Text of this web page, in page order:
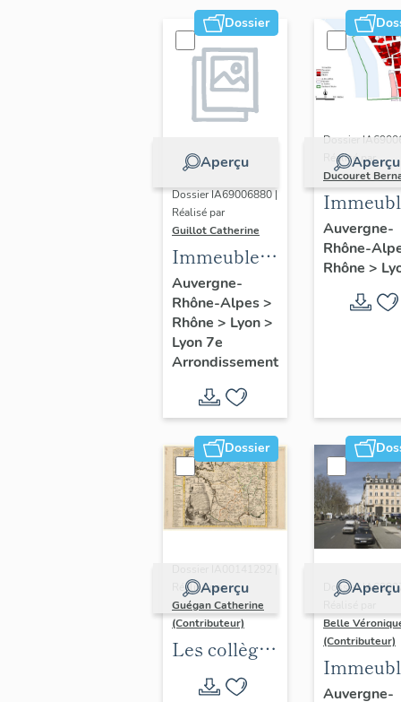
Dossier
Aperçu
Dossier IA69006880 |
Réalisé par
Guillot Catherine
Immeubles,
maisons
Auvergne-
Rhône-Alpes>
Rhône > Lyon>
Lyon 7e
Arrondissement
Aperçu
Dossier
Réalisé par
Ducouret
du
Saint-
Auvergne-
Rhône-
Rhône >
Dossier
Aperçu
Réalisé par
Guégan Catherine
(Contributeur)
Les collèges
jésuites
Aperçu
Dossier
Belle
(Contributeur)
du
Auvergne-